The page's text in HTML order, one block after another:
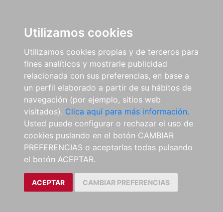
Utilizamos cookies
Utilizamos cookies propias y de terceros para
fines analíticos y mostrarle publicidad
relacionada con sus preferencias, en base a
un perfil elaborado a partir de su hábitos de
navegación (por ejemplo, sitios web
visitados). Clica aquí para más información.
Usted puede configurar o rechazar el uso de
cookies puslando en el botón CAMBIAR
PREFERENCIAS o aceptarlas todas pulsando
el botón ACEPTAR.
ACEPTAR CAMBIAR PREFERENCIAS